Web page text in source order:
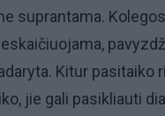
suprantama.
Kitur pasitaiko
jie gali pasikliauti